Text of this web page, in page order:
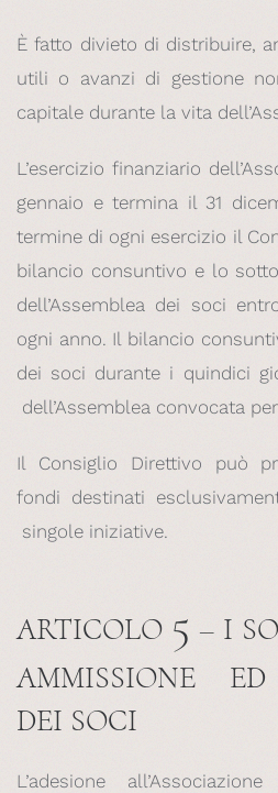
È fatto divieto di distribuire,
utili o avanzi di gestione
capitale durante la vita
L’esercizio finanziario
gennaio e termina il 31
termine di ogni esercizio il
bilancio consuntivo e lo
dell’Assemblea dei soci
ogni anno. Il bilancio
dei soci durante i quindici
dell’Assemblea convocata
Il Consiglio Direttivo può
fondi destinati
singole iniziative.
ARTICOLO 5 – I
AMMISSIONE
DEI SOCI
L’adesione